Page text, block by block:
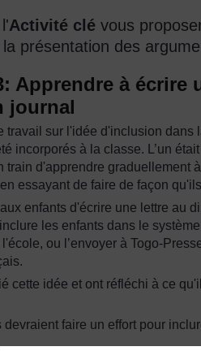
Activité clé vous
présentation des
Apprendre à écrire
journal
travail sur l'idée d'inclusion dans
incorporés à la classe. L’un
train d'apprendre graduellement
essayant de faire de façon
enfants d'écrire une lettre au
les enfants dans le
ou l’envoyer à Togo-
cette idée et ont réfléchi à ce
devraient faire un effort pour